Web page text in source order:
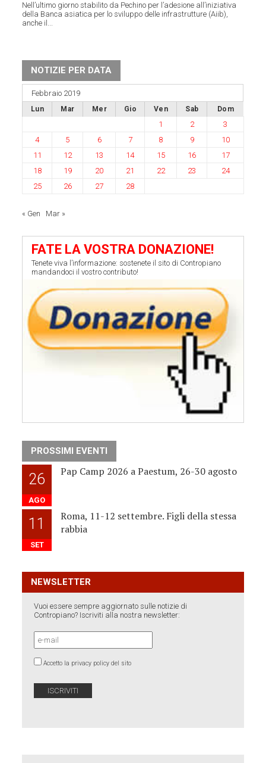
Nell’ultimo giorno stabilito da Pechino per l’adesione all’iniziativa
della Banca asiatica per lo sviluppo delle infrastrutture (Aiib),
anche il...
NOTIZIE PER DATA
Febbraio 2019
Lun Mar Mer Gio Ven Sab Dom
1 2
3
4
5 6 7 8 9
10
11
12 13 14 15 16
17
18
19 20 21 22 23
24
25
26 27 28
« Gen Mar »
FATE LA VOSTRA DONAZIONE!
Tenete viva l’informazione: sostenete il sito di Contropiano
mandandoci il vostro contributo!
PROSSIMI EVENTI
26
AGO
Pap Camp 2026 a Paestum, 26-30 agosto
11
SET
Roma, 11-12 settembre. Figli della stessa
rabbia
NEWSLETTER
Vuoi essere sempre aggiornato sulle notizie di
Contropiano? Iscriviti alla nostra newsletter:
Accetto la privacy policy del sito